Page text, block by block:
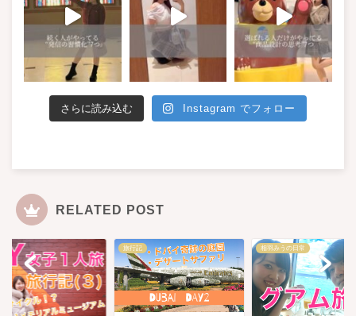
さらに読み込む Instagram でフォロー
RELATED POST
相羽みうの日常 旅行記